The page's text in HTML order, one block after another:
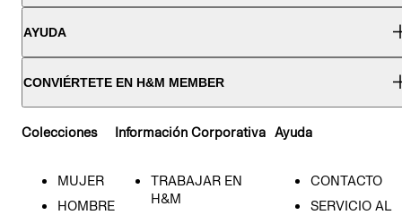
AYUDA
CONVIÉRTETE EN H&M MEMBER
Colecciones
MUJER
HOMBRE
Información Corporativa
TRABAJAR EN
H&M
Ayuda
CONTACTO
SERVICIO AL